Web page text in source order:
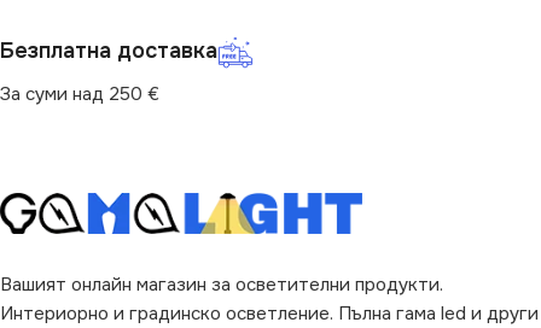
Безплатна доставка
За суми над 250 €
Вашият онлайн магазин за осветителни продукти.
Интериорно и градинско осветление. Пълна гама led и други